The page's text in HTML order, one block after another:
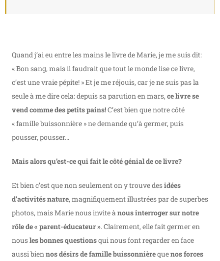
Quand j’ai eu entre les mains le livre de Marie, je me suis dit:
« Bon sang, mais il faudrait que tout le monde lise ce livre,
c’est une vraie pépite! » Et je me réjouis, car je ne suis pas la
seule à me dire cela: depuis sa parution en mars, ce livre se
vend comme des petits pains!C’est bien que notre côté
« famille buissonnière » ne demande qu’à germer, puis
pousser, pousser…
Mais alors qu’est-ce qui fait le côté génial de ce livre?
Et bien c’est que non seulement on y trouve desidées
d’activités nature, magnifiquement illustrées par de superbes
photos, mais Marie nous invite ànous interroger sur notre
rôle de « parent-éducateur ». Clairement, elle fait germer en
nousles bonnes questionsqui nous font regarder en face
aussi biennos désirs de famille buissonnièrequenos forces